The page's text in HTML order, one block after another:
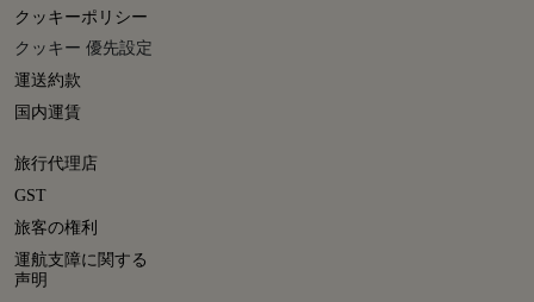
クッキーポリシー
クッキー 優先設定
運送約款
国内運賃
旅行代理店
GST
旅客の権利
運航支障に関する
声明